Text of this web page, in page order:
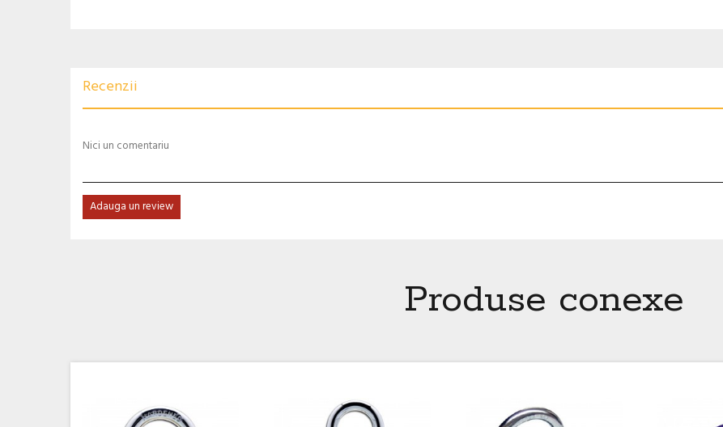
Recenzii
Nici un comentariu
Adauga un review
Produse conexe